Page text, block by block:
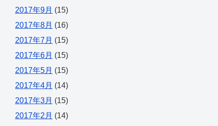
2017年9月 (15)
2017年8月 (16)
2017年7月 (15)
2017年6月 (15)
2017年5月 (15)
2017年4月 (14)
2017年3月 (15)
2017年2月 (14)